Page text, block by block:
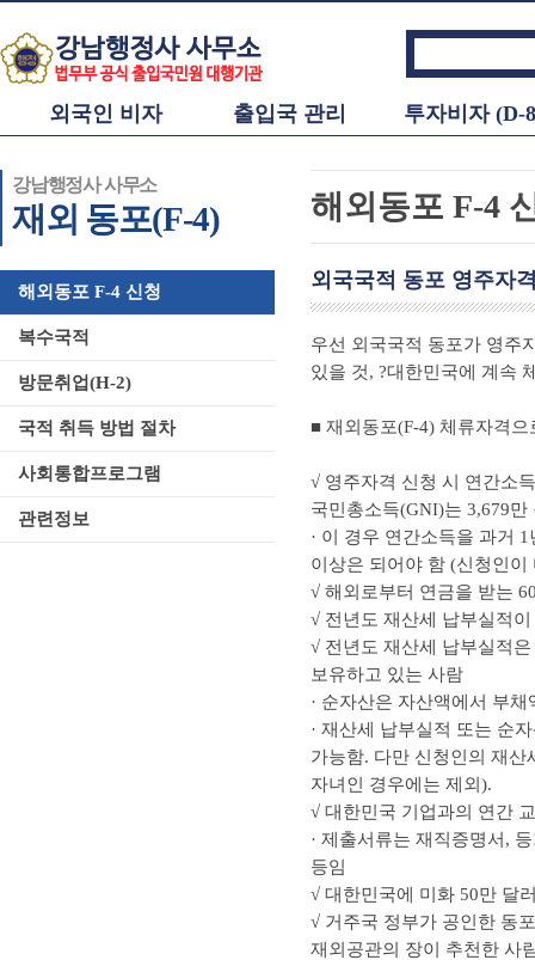
외국인 비자 출입국 관리 투자비자 (D-
강남행정사 사무소
재외 동포(F-4)
해외동포 F-4 신청
복수국적
방문취업(H-2)
국적 취득 방법 절차
사회통합프로그램
관련정보
해외동포 F-4
외국국적 동포 영주자
우선 외국국적 동포가 영주
있을 것, ?대한민국에 계속
■ 재외동포(F-4) 체류자격
√ 영주자격 신청 시 연간소
국민총소득(GNI)는 3,679만
· 이 경우 연간소득을 과거
이상은 되어야 함 (신청인
√ 해외로부터 연금을 받는
√ 전년도 재산세 납부실적
√ 전년도 재산세 납부실적
보유하고 있는 사람
· 순자산은 자산액에서 부
· 재산세 납부실적 또는 순
가능함. 다만 신청인의 재
자녀인 경우에는 제외).
√ 대한민국 기업과의 연간
· 제출서류는 재직증명서,
등임
√ 대한민국에 미화 50만 달
√ 거주국 정부가 공인한 동
재외공관의 장이 추천한 사